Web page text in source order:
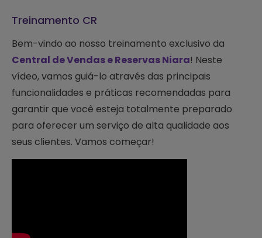
Treinamento CR
Bem-vindo ao nosso treinamento exclusivo da
Central de Vendas e Reservas Niara! Neste
vídeo, vamos guiá-lo através das principais
funcionalidades e práticas recomendadas para
garantir que você esteja totalmente preparado
para oferecer um serviço de alta qualidade aos
seus clientes. Vamos começar!